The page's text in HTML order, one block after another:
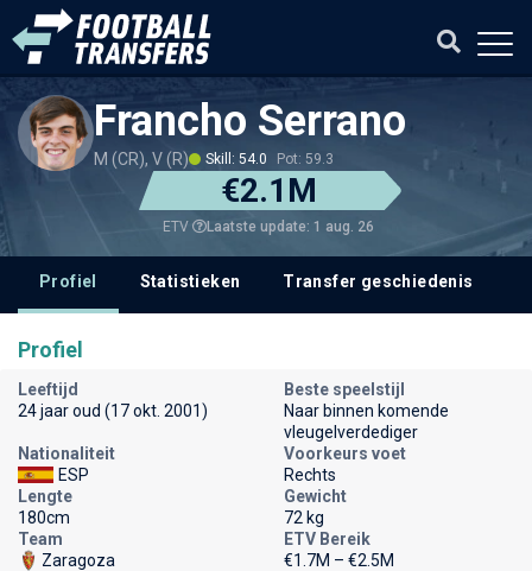
Francho Serrano
M (CR), V (R) Skill: 54.0 Pot: 59.3
€2.1M
ETV Laatste update: 1 aug. 26
Profiel Statistieken Transfer geschiedenis
Profiel
Leeftijd
24 jaar oud (17 okt. 2001)
Beste speelstijl
Naar binnen komende
vleugelverdediger
Nationaliteit
ESP
Voorkeurs voet
Rechts
Lengte
180cm
Gewicht
72 kg
Team
Zaragoza
ETV Bereik
€1.7M – €2.5M